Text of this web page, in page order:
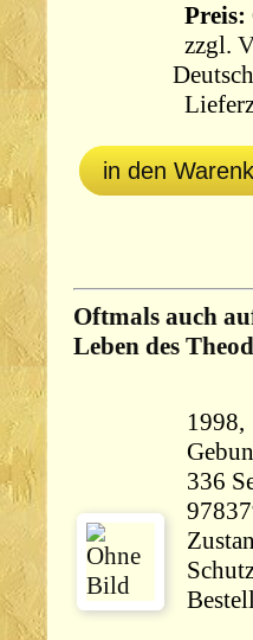
Preis:
zzgl.
in den
Oftmals auch
Leben des
336 Seiten